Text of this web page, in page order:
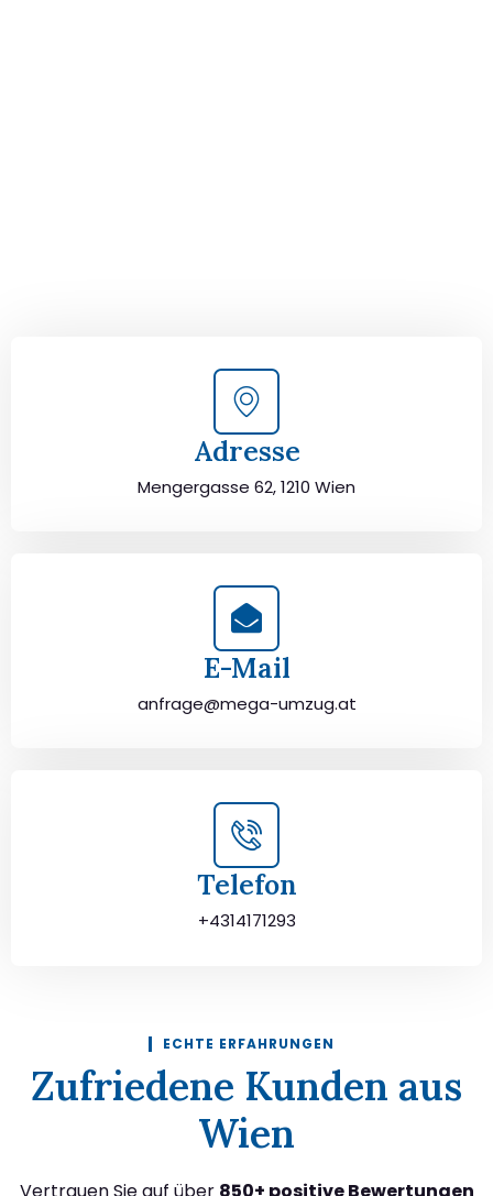
Adresse
Mengergasse 62, 1210 Wien
E-Mail
anfrage@mega-umzug.at
Telefon
+4314171293
ECHTE ERFAHRUNGEN
Zufriedene Kunden aus
Wien